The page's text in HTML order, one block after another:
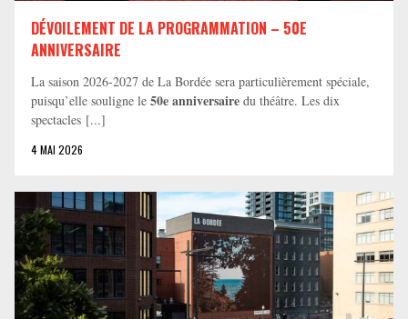
DÉVOILEMENT DE LA PROGRAMMATION – 50E
ANNIVERSAIRE
La saison 2026-2027 de La Bordée sera particulièrement spéciale,
puisqu’elle souligne le 50e anniversaire du théâtre. Les dix
spectacles [...]
4 MAI 2026